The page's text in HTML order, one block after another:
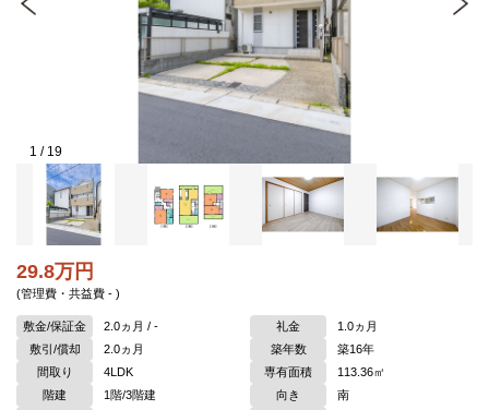
1 / 19
29.8万円
(管理費・共益費 - )
敷金/保証金 2.0ヵ月 / - 礼金
1.0ヵ月
敷引/償却
2.0ヵ月 築年数
築16年
間取り
4LDK 専有面積
113.36㎡
階建
1階/3階建 向き
南